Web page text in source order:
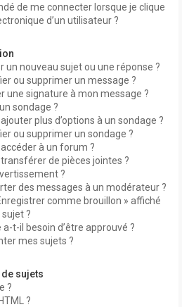
de me connecter lorsque je clique
d’un utilisateur ?
un nouveau sujet ou une réponse ?
ou supprimer un message ?
une signature à mon message ?
sondage ?
plus d’options à un sondage ?
ou supprimer un sondage ?
à un forum ?
de pièces jointes ?
?
des messages à un modérateur ?
comme brouillon » affiché
sujet ?
t-il besoin d’être approuvé ?
mes sujets ?
sujets
?
?